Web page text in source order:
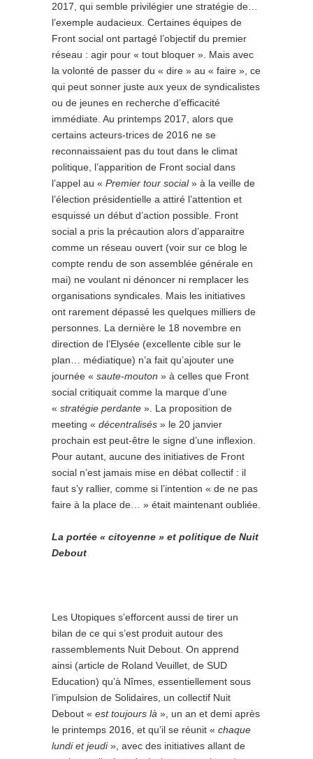
2017, qui semble privilégier une stratégie de…
l’exemple audacieux. Certaines équipes de
Front social ont partagé l’objectif du premier
réseau : agir pour « tout bloquer ». Mais avec
la volonté de passer du « dire » au « faire », ce
qui peut sonner juste aux yeux de syndicalistes
ou de jeunes en recherche d’efficacité
immédiate. Au printemps 2017, alors que
certains acteurs-trices de 2016 ne se
reconnaissaient pas du tout dans le climat
politique, l’apparition de Front social dans
l’appel au « Premier tour social» à la veille de
l’élection présidentielle a attiré l’attention et
esquissé un début d’action possible. Front
social a pris la précaution alors d’apparaitre
comme un réseau ouvert (voir sur ce blog le
compte rendu de son assemblée générale en
mai) ne voulant ni dénoncer ni remplacer les
organisations syndicales. Mais les initiatives
ont rarement dépassé les quelques milliers de
personnes. La dernière le 18 novembre en
direction de l’Elysée (excellente cible sur le
plan… médiatique) n’a fait qu’ajouter une
journée « saute-mouton » à celles que Front
social critiquait comme la marque d’une
« stratégie perdante ». La proposition de
meeting « décentralisés » le 20 janvier
prochain est peut-être le signe d’une inflexion.
Pour autant, aucune des initiatives de Front
social n’est jamais mise en débat collectif : il
faut s’y rallier, comme si l’intention « de ne pas
faire à la place de… » était maintenant oubliée.
La portée « citoyenne » et politique de Nuit
Debout
Les Utopiques s’efforcent aussi de tirer un
bilan de ce qui s’est produit autour des
rassemblements Nuit Debout. On apprend
ainsi (article de Roland Veuillet, de SUD
Education) qu’à Nîmes, essentiellement sous
l’impulsion de Solidaires, un collectif Nuit
Debout « est toujours là », un an et demi après
le printemps 2016, et qu’il se réunit « chaque
lundi et jeudi», avec des initiatives allant de